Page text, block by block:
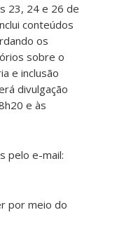
23, 24 e 26 de
conteúdos
os
sobre o
e inclusão
divulgação
e às
pelo e-mail:
por meio do